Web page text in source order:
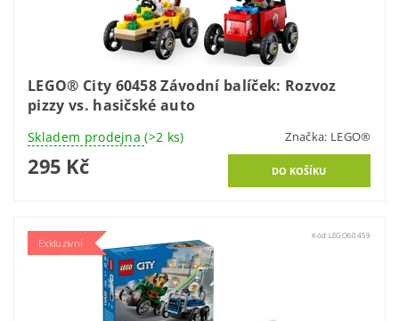
LEGO® City 60458 Závodní balíček: Rozvoz
pizzy vs. hasičské auto
Skladem prodejna(>2 ks) Značka: LEGO®
295 Kč
Exkluzivní
Kód: LEGO60459